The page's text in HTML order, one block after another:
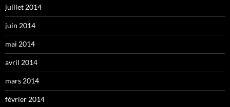
juillet 2014
juin 2014
mai 2014
avril 2014
mars 2014
février 2014